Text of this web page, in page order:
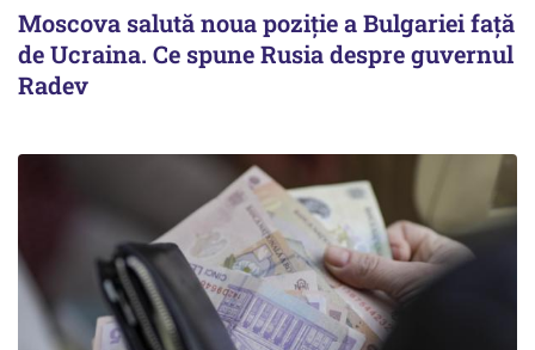
Moscova salută noua poziție a Bulgariei față
de Ucraina. Ce spune Rusia despre guvernul
Radev